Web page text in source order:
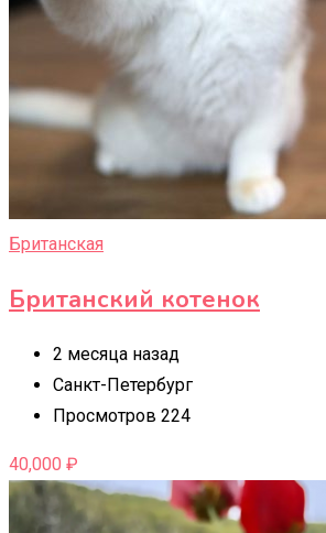
Британская
Британский котенок
2 месяца назад
Санкт-Петербург
Просмотров 224
40,000 ₽